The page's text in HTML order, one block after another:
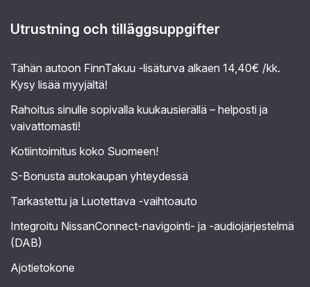
Utrustning och tilläggsuppgifter
Tähän autoon FinnTakuu -lisäturva alkaen 14,40€ /kk.
Kysy lisää myyjältä!
Rahoitus sinulle sopivalla kuukausierällä – helposti ja
vaivattomasti!
Kotiintoimitus koko Suomeen!
S-Bonusta autokaupan yhteydessä
Tarkastettu ja Luotettava -vaihtoauto
Integroitu NissanConnect-navigointi- ja -audiojärjestelmä
(DAB)
Ajotietokone